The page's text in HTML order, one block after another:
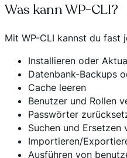
Was kann WP-CLI?
Mit WP-CLI kannst du fast
Installieren oder
Datenbank-Backups
Cache leeren
Benutzer und Rollen
Passwörter
Suchen und Ersetzen
Importieren/
Ausführen von